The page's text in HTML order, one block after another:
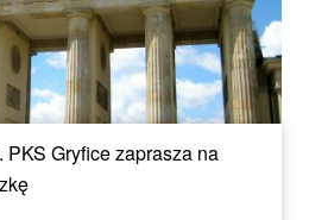
Gryfice zaprasza na